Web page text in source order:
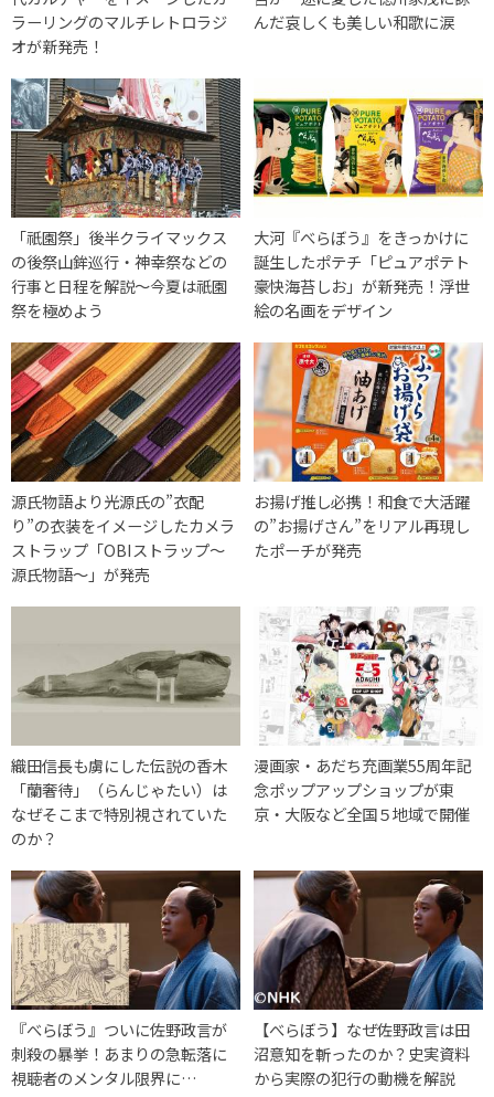
ラーリングのマルチレトロラジ
オが新発売！
んだ哀しくも美しい和歌に涙
「祇園祭」後半クライマックス
の後祭山鉾巡行・神幸祭などの
行事と日程を解説〜今夏は祇園
祭を極めよう
大河『べらぼう』をきっかけに
誕生したポテチ「ピュアポテト
豪快海苔しお」が新発売！浮世
絵の名画をデザイン
源氏物語より光源氏の”衣配
り”の衣装をイメージしたカメラ
ストラップ「OBIストラップ～
源氏物語～」が発売
お揚げ推し必携！和食で大活躍
の”お揚げさん”をリアル再現し
たポーチが発売
織田信長も虜にした伝説の香木
「蘭奢待」（らんじゃたい）は
なぜそこまで特別視されていた
のか？
漫画家・あだち充画業55周年記
念ポップアップショップが東
京・大阪など全国５地域で開催
『べらぼう』ついに佐野政言が
刺殺の暴挙！あまりの急転落に
視聴者のメンタル限界に…
【べらぼう】なぜ佐野政言は田
沼意知を斬ったのか？史実資料
から実際の犯行の動機を解説